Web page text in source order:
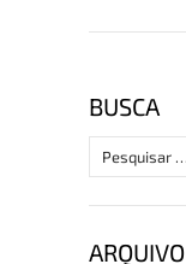
BUSCA
Pesquisar
por:
ARQUIVO